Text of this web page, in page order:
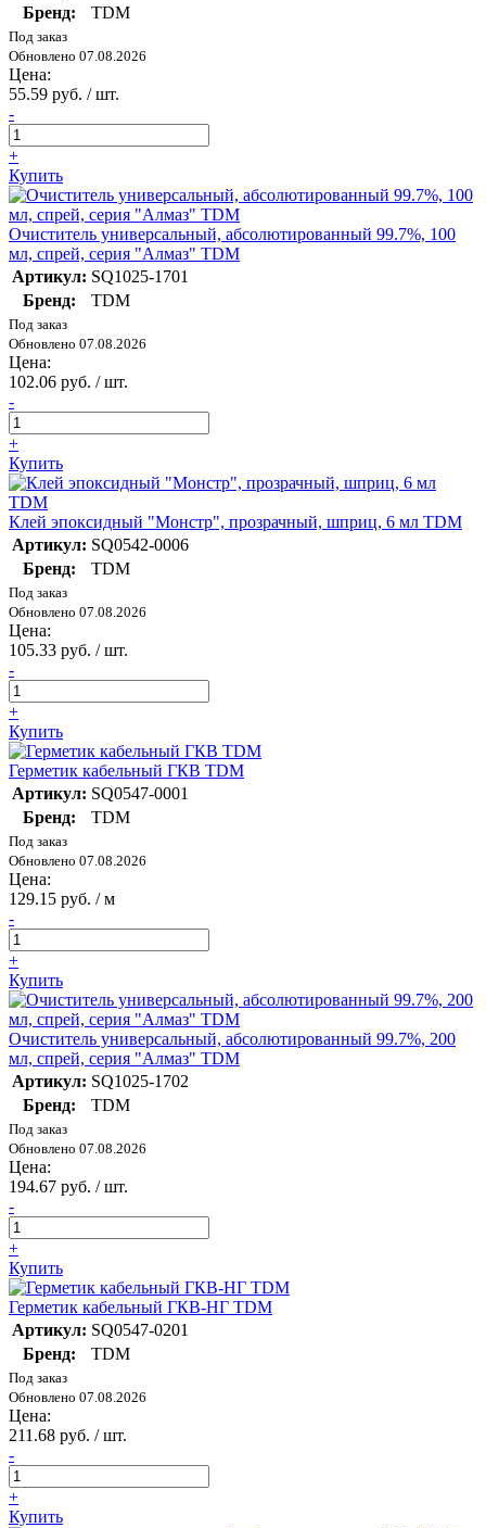
Бренд:
TDM
Под заказ
Обновлено 07.08.2026
Цена:
55.59 руб. / шт.
-
+
Купить
Очиститель универсальный, абсолютированный 99.7%, 100
мл, спрей, серия "Алмаз" TDM
Артикул: SQ1025-1701
Бренд:
TDM
Под заказ
Обновлено 07.08.2026
Цена:
102.06 руб. / шт.
-
+
Купить
Клей эпоксидный "Монстр", прозрачный, шприц, 6 мл TDM
Артикул: SQ0542-0006
Бренд:
TDM
Под заказ
Обновлено 07.08.2026
Цена:
105.33 руб. / шт.
-
+
Купить
Герметик кабельный ГКВ TDM
Артикул: SQ0547-0001
Бренд:
TDM
Под заказ
Обновлено 07.08.2026
Цена:
129.15 руб. / м
-
+
Купить
Очиститель универсальный, абсолютированный 99.7%, 200
мл, спрей, серия "Алмаз" TDM
Артикул: SQ1025-1702
Бренд:
TDM
Под заказ
Обновлено 07.08.2026
Цена:
194.67 руб. / шт.
-
+
Купить
Герметик кабельный ГКВ-НГ TDM
Артикул: SQ0547-0201
Бренд:
TDM
Под заказ
Обновлено 07.08.2026
Цена:
211.68 руб. / шт.
-
+
Купить